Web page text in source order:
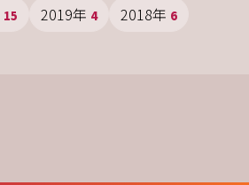
15 2019年 4 2018年 6